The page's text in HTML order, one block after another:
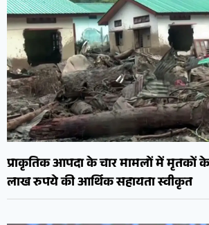
प्राकृतिक आपदा के चार मामलों में मृतकों के
लाख रुपये की आर्थिक सहायता स्वीकृत